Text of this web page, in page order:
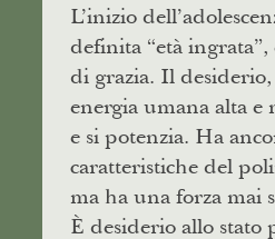
L’inizio
definita “età
di grazia. Il
energia umana alta e
e si potenzia. Ha
caratteristiche del
ma ha una forza mai
È desiderio allo